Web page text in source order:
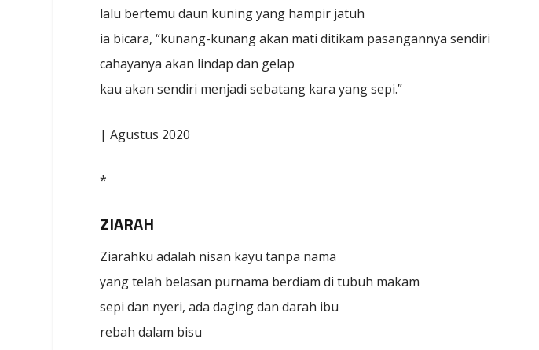
lalu bertemu daun kuning yang hampir jatuh
ia bicara, “kunang-kunang akan mati ditikam pasangannya sendiri
cahayanya akan lindap dan gelap
kau akan sendiri menjadi sebatang kara yang sepi.”
| Agustus 2020
*
ZIARAH
Ziarahku adalah nisan kayu tanpa nama
yang telah belasan purnama berdiam di tubuh makam
sepi dan nyeri, ada daging dan darah ibu
rebah dalam bisu